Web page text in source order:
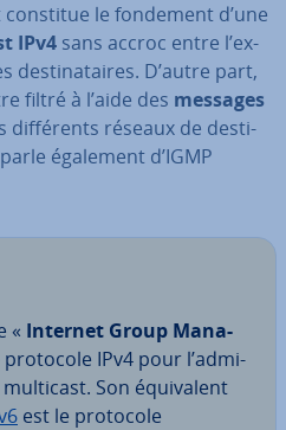
le fondement d’une
IPv4 sans accroc entre l’ex­
des­ti­na­taires. D’autre part,
filtré à l’aide des messages
dif­fé­rents réseaux de des­ti­
également d’IGMP
« Internet Group Ma­na­
protocole IPv4 pour l’ad­mi­
Son équi­valent
est le protocole